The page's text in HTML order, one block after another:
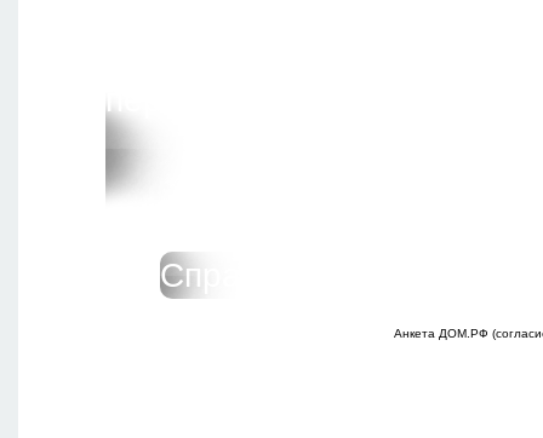
перечень документов для
Справка о доходах по
Анкета ДОМ.РФ